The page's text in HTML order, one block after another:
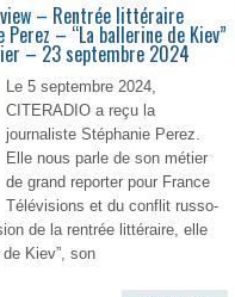
– Rentrée littéraire
– “La ballerine de Kiev”
– 23 septembre 2024
Le 5 septembre 2024,
CITERADIO a reçu la
journaliste Stéphanie Perez.
Elle nous parle de son métier
de grand reporter pour France
Télévisions et du conflit russo-
de la rentrée littéraire, elle
Kiev”, son